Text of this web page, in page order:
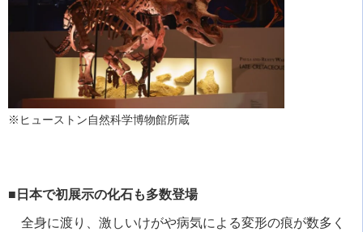
※ヒューストン自然科学博物館所蔵
■日本で初展示の化石も多数登場
全身に渡り、激しいけがや病気による変形の痕が数多く